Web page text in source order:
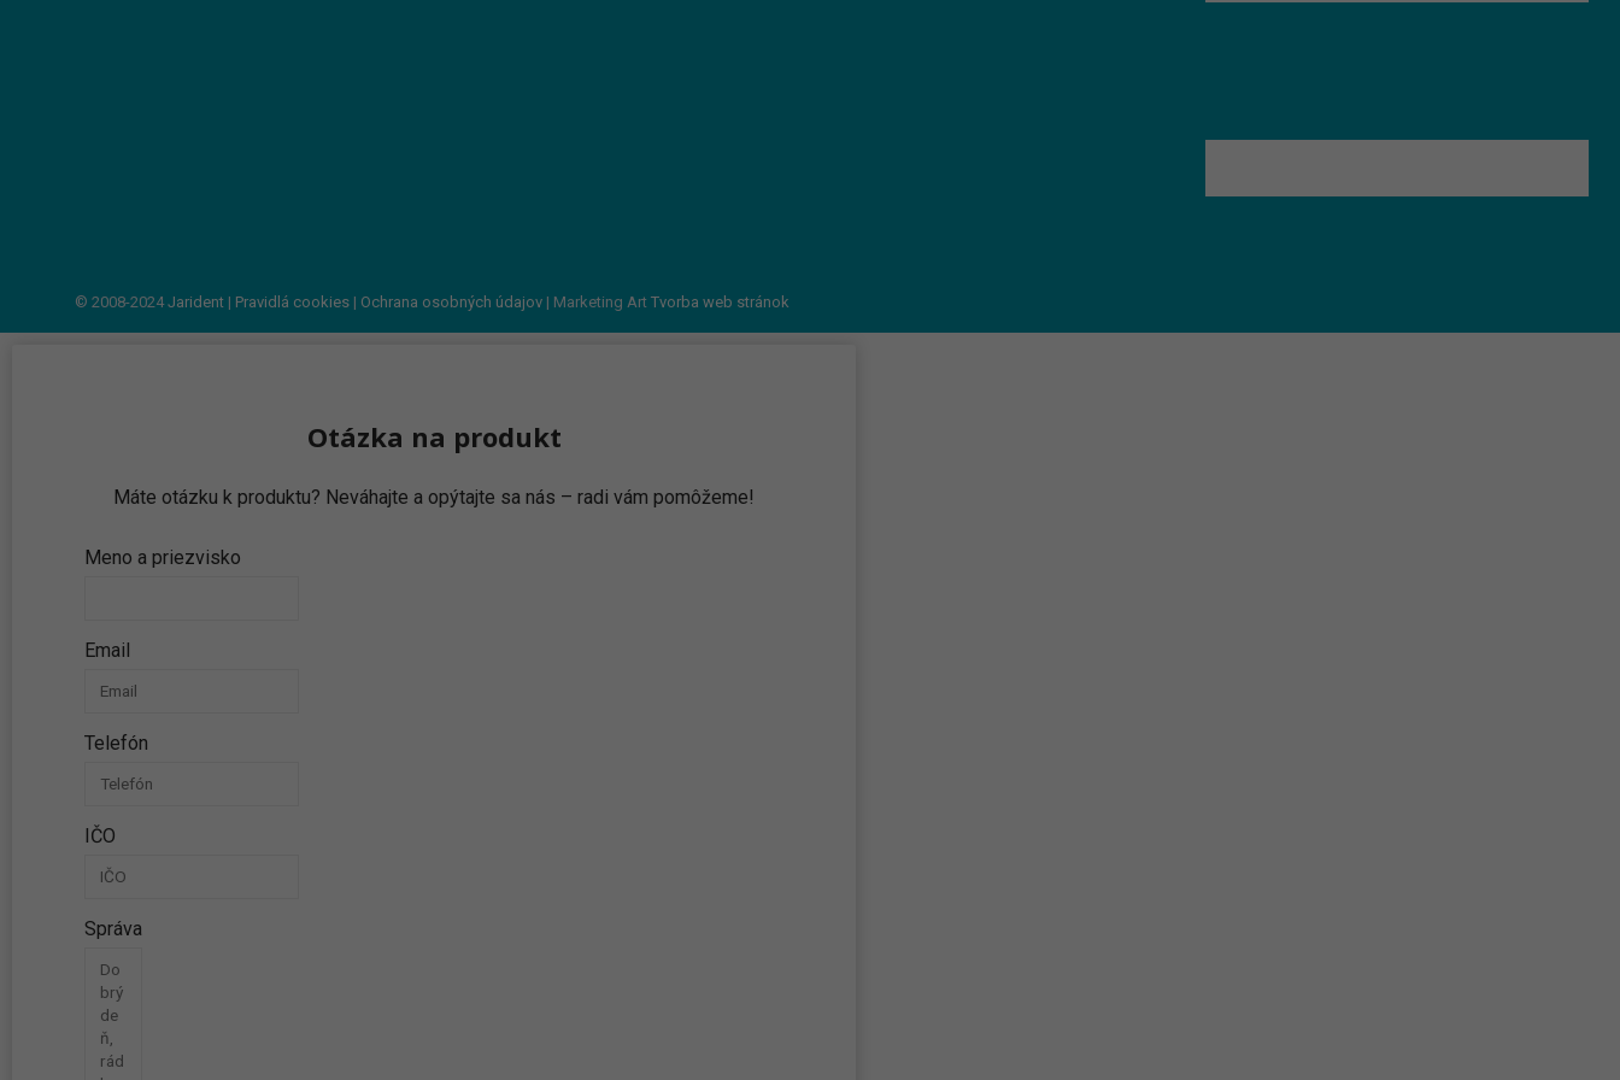
© 2008-2024Jarident | Pravidlá cookies | Ochrana osobných údajov | Marketing Art Tvorba web stránok
Otázka na produkt
Máte otázku k produktu? Neváhajte a opýtajte sa nás – radi vám pomôžeme!
Meno a priezvisko
Email
Telefón
IČO
Správa